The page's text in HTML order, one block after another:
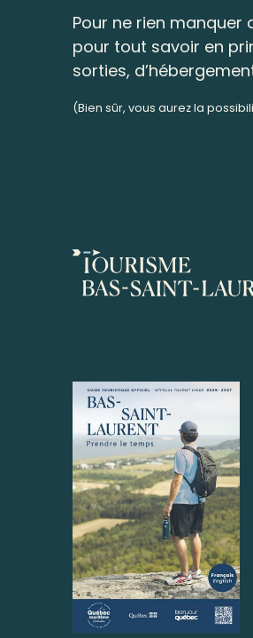
Pour ne rien
pour tout savoir en
sorties,
(Bien sûr, vous aurez la